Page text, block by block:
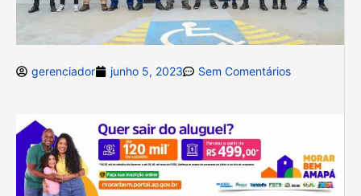
gerenciador junho 5, 2023 Sem Comentários